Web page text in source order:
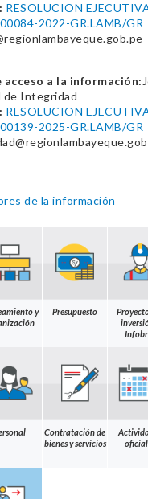
RESOLUCION
2022-GR.LAMB/GR
acceso a la información:
de Integridad
RESOLUCION
2025-GR.LAMB/GR
de la información
y
Presupuesto
Contratación de
bienes y servicios